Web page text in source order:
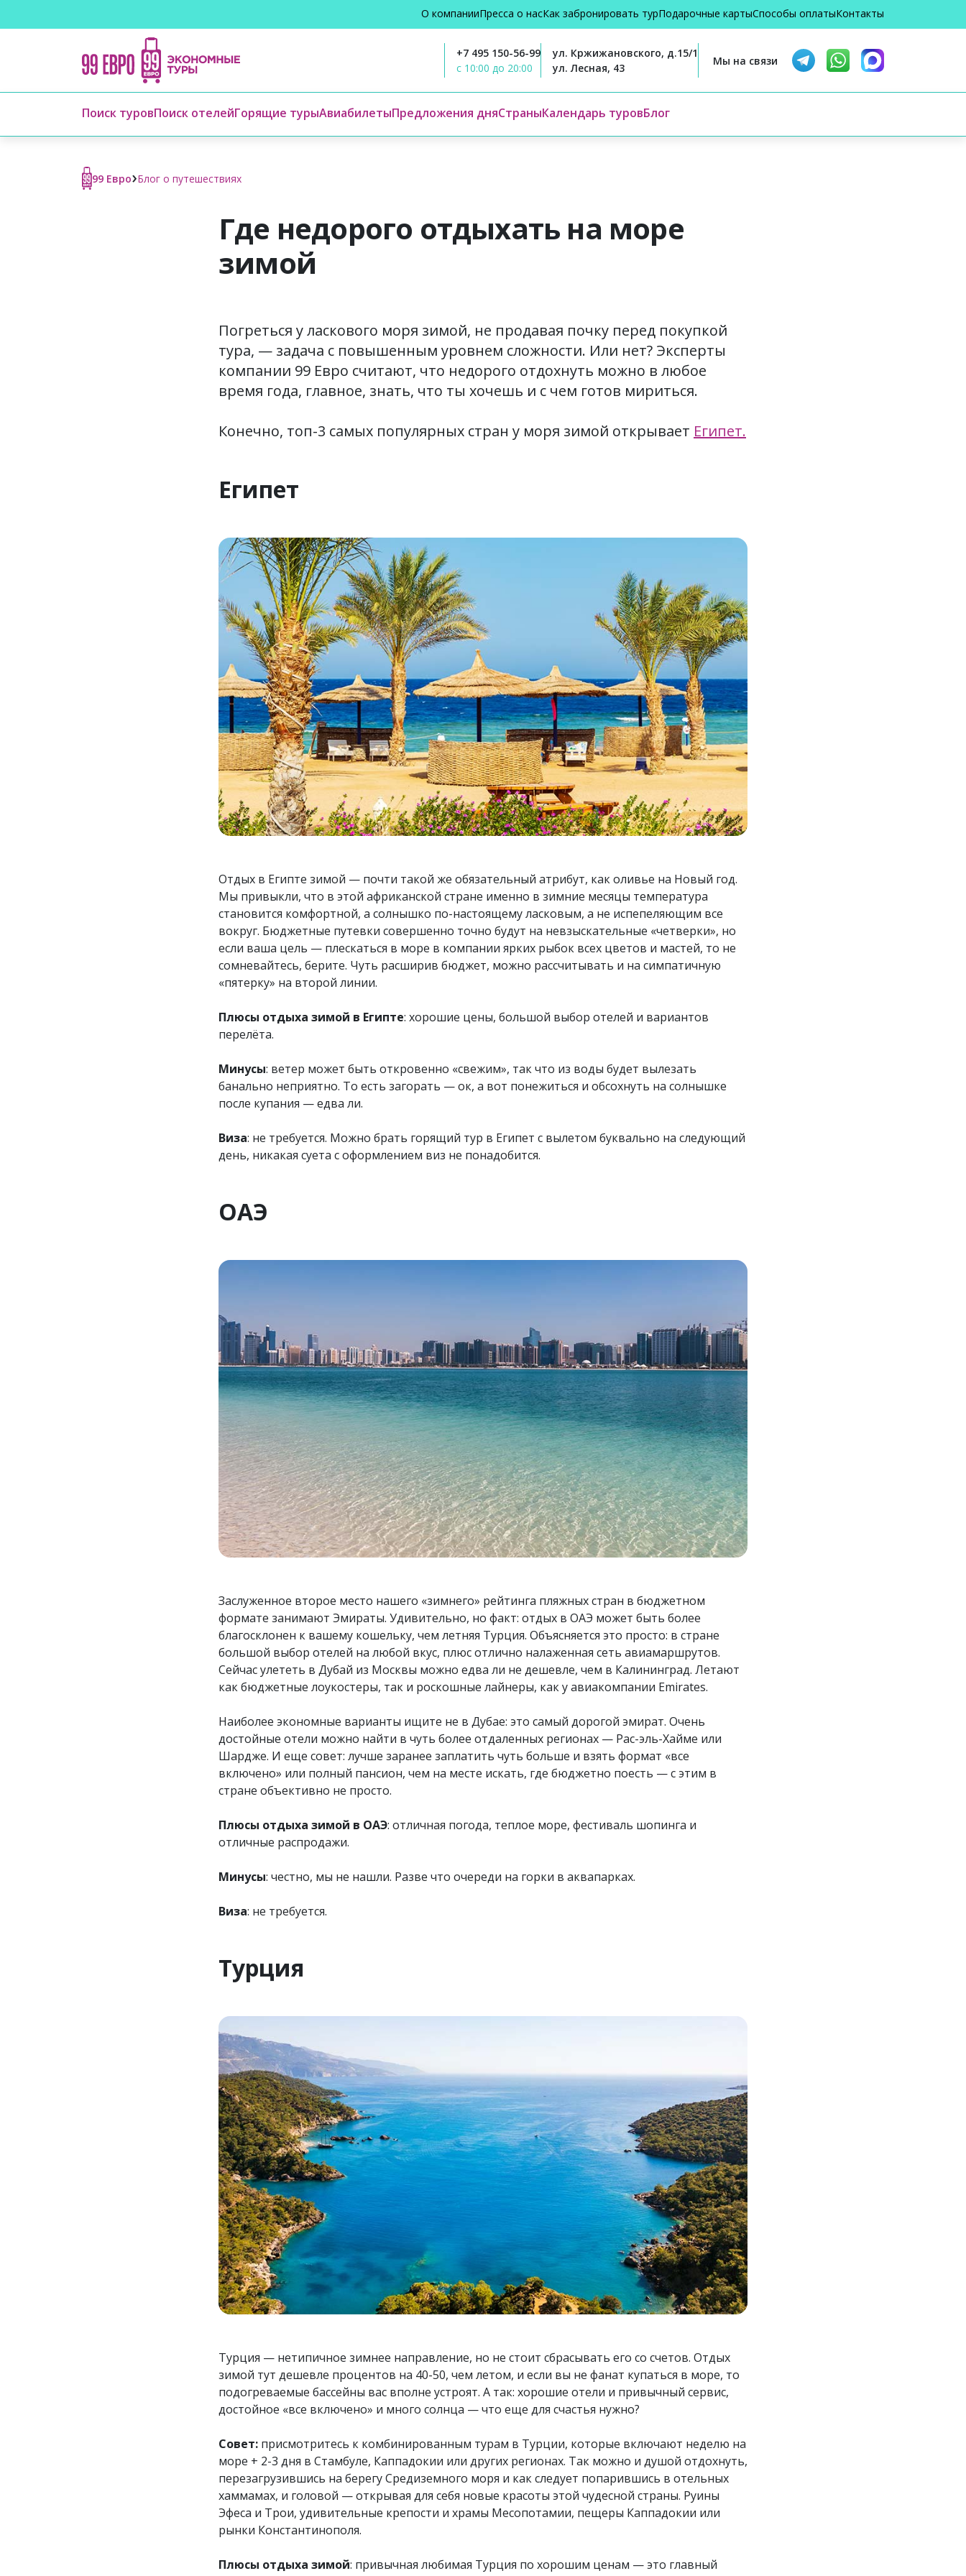
О компанииПресса о насКак забронировать турПодарочные картыСпособы оплатыКонтакты
+7 495 150-56-99
с 10:00 до 20:00
ул. Кржижановского, д.15/1
ул. Лесная, 43
Мы на связи
Поиск туровПоиск отелейГорящие турыАвиабилетыПредложения дняСтраныКалендарь туровБлог
99 Евро›Блог о путешествиях
Где недорого отдыхать на море
зимой
Погреться у ласкового моря зимой, не продавая почку перед покупкой
тура, — задача с повышенным уровнем сложности. Или нет? Эксперты
компании 99 Евро считают, что недорого отдохнуть можно в любое
время года, главное, знать, что ты хочешь и с чем готов мириться.
Конечно, топ-3 самых популярных стран у моря зимой открывает Египет.
Египет
Отдых в Египте зимой — почти такой же обязательный атрибут, как оливье на Новый год.
Мы привыкли, что в этой африканской стране именно в зимние месяцы температура
становится комфортной, а солнышко по-настоящему ласковым, а не испепеляющим все
вокруг. Бюджетные путевки совершенно точно будут на невзыскательные «четверки», но
если ваша цель — плескаться в море в компании ярких рыбок всех цветов и мастей, то не
сомневайтесь, берите. Чуть расширив бюджет, можно рассчитывать и на симпатичную
«пятерку» на второй линии.
Плюсы отдыха зимой в Египте: хорошие цены, большой выбор отелей и вариантов
перелёта.
Минусы: ветер может быть откровенно «свежим», так что из воды будет вылезать
банально неприятно. То есть загорать — ок, а вот понежиться и обсохнуть на солнышке
после купания — едва ли.
Виза: не требуется. Можно брать горящий тур в Египет с вылетом буквально на следующий
день, никакая суета с оформлением виз не понадобится.
ОАЭ
Заслуженное второе место нашего «зимнего» рейтинга пляжных стран в бюджетном
формате занимают Эмираты. Удивительно, но факт: отдых в ОАЭ может быть более
благосклонен к вашему кошельку, чем летняя Турция. Объясняется это просто: в стране
большой выбор отелей на любой вкус, плюс отлично налаженная сеть авиамаршрутов.
Сейчас улететь в Дубай из Москвы можно едва ли не дешевле, чем в Калининград. Летают
как бюджетные лоукостеры, так и роскошные лайнеры, как у авиакомпании Emirates.
Наиболее экономные варианты ищите не в Дубае: это самый дорогой эмират. Очень
достойные отели можно найти в чуть более отдаленных регионах — Рас-эль-Хайме или
Шардже. И еще совет: лучше заранее заплатить чуть больше и взять формат «все
включено» или полный пансион, чем на месте искать, где бюджетно поесть — с этим в
стране объективно не просто.
Плюсы отдыха зимой в ОАЭ: отличная погода, теплое море, фестиваль шопинга и
отличные распродажи.
Минусы: честно, мы не нашли. Разве что очереди на горки в аквапарках.
Виза: не требуется.
Турция
Турция — нетипичное зимнее направление, но не стоит сбрасывать его со счетов. Отдых
зимой тут дешевле процентов на 40-50, чем летом, и если вы не фанат купаться в море, то
подогреваемые бассейны вас вполне устроят. А так: хорошие отели и привычный сервис,
достойное «все включено» и много солнца — что еще для счастья нужно?
Совет: присмотритесь к комбинированным турам в Турции, которые включают неделю на
море + 2-3 дня в Стамбуле, Каппадокии или других регионах. Так можно и душой отдохнуть,
перезагрузившись на берегу Средиземного моря и как следует попарившись в отельных
хаммамах, и головой — открывая для себя новые красоты этой чудесной страны. Руины
Эфеса и Трои, удивительные крепости и храмы Месопотамии, пещеры Каппадокии или
рынки Константинополя.
Плюсы отдыха зимой: привычная любимая Турция по хорошим ценам — это главный